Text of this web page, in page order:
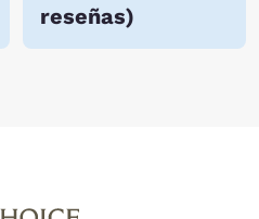
reseñas)